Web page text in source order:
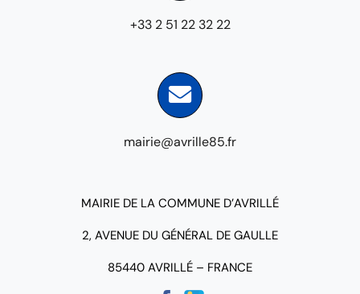
+33 2 51 22 32 22
mairie@avrille85.fr
MAIRIE DE LA COMMUNE D’AVRILLÉ
2, AVENUE DU GÉNÉRAL DE GAULLE
85440 AVRILLÉ – FRANCE